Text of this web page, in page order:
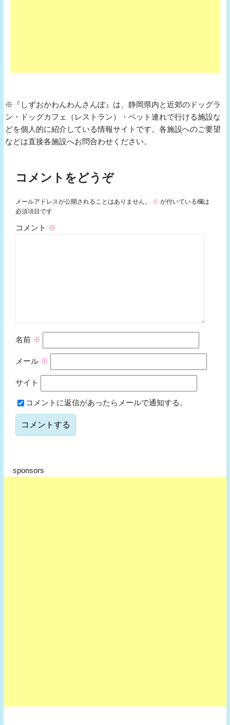
※『しずおかわんわんさんぽ』は、静岡県内と近郊のドッグラ
ン・ドッグカフェ（レストラン）・ペット連れで行ける施設な
どを個人的に紹介している情報サイトです。各施設へのご要望
などは直接各施設へお問合わせください。
コメントをどうぞ
メールアドレスが公開されることはありません。 ※ が付いている欄は
必須項目です
コメント ※
名前 ※
メール ※
サイト
コメントに返信があったらメールで通知する。
sponsors